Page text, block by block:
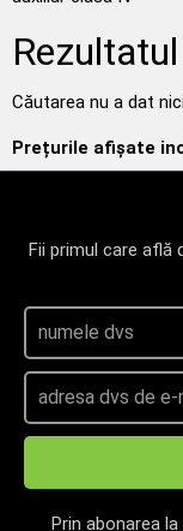
Căutarea nu a dat
Prețurile afișate
Fii primul care află
Prin abonarea